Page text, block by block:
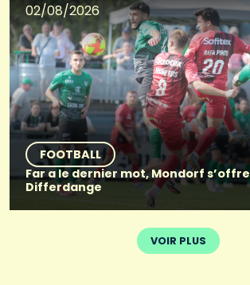
02/08/2026
FOOTBALL
Far a le dernier mot, Mondorf s’offre
Differdange
VOIR PLUS